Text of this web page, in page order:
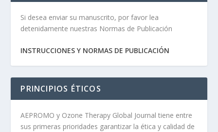
Si desea enviar su manuscrito, por favor lea
detenidamente nuestras Normas de Publicación
INSTRUCCIONES Y NORMAS DE PUBLICACIÓN
PRINCIPIOS ÉTICOS
AEPROMO y Ozone Therapy Global Journal tiene entre
sus primeras prioridades garantizar la ética y calidad de